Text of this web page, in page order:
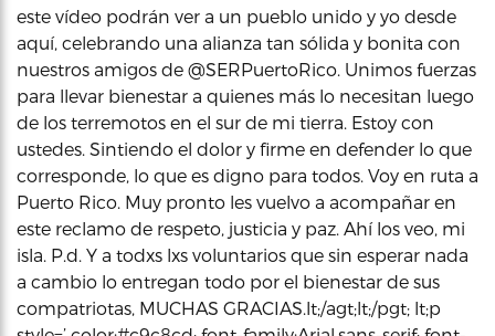
este vídeo podrán ver a un pueblo unido y yo desde
aquí, celebrando una alianza tan sólida y bonita con
nuestros amigos de @SERPuertoRico. Unimos fuerzas
para llevar bienestar a quienes más lo necesitan luego
de los terremotos en el sur de mi tierra. Estoy con
ustedes. Sintiendo el dolor y firme en defender lo que
corresponde, lo que es digno para todos. Voy en ruta a
Puerto Rico. Muy pronto les vuelvo a acompañar en
este reclamo de respeto, justicia y paz. Ahí los veo, mi
isla. P.d. Y a todxs lxs voluntarios que sin esperar nada
a cambio lo entregan todo por el bienestar de sus
compatriotas, MUCHAS GRACIAS.lt;/agt;lt;/pgt; lt;p